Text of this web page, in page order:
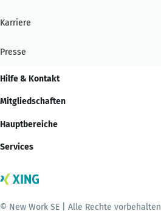
Karriere
Presse
Hilfe & Kontakt
Mitgliedschaften
Hauptbereiche
Services
© New Work SE | Alle Rechte vorbehalten